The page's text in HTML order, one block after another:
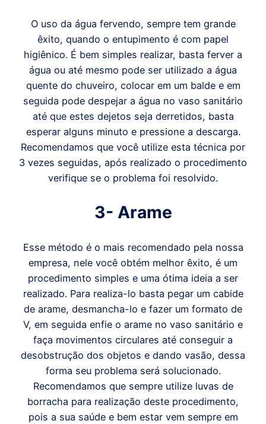
O uso da água fervendo, sempre tem grande
êxito, quando o entupimento é com papel
higiênico. É bem simples realizar, basta ferver a
água ou até mesmo pode ser utilizado a água
quente do chuveiro, colocar em um balde e em
seguida pode despejar a água no vaso sanitário
até que estes dejetos seja derretidos, basta
esperar alguns minuto e pressione a descarga.
Recomendamos que você utilize esta técnica por
3 vezes seguidas, após realizado o procedimento
verifique se o problema foi resolvido.
3- Arame
Esse método é o mais recomendado pela nossa
empresa, nele você obtém melhor êxito, é um
procedimento simples e uma ótima ideia a ser
realizado. Para realiza-lo basta pegar um cabide
de arame, desmancha-lo e fazer um formato de
V, em seguida enfie o arame no vaso sanitário e
faça movimentos circulares até conseguir a
desobstrução dos objetos e dando vasão, dessa
forma seu problema será solucionado.
Recomendamos que sempre utilize luvas de
borracha para realização deste procedimento,
pois a sua saúde e bem estar vem sempre em